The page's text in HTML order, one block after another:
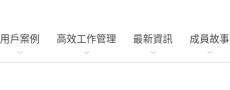
用戶案例 高效工作管理 最新資訊 成員故事